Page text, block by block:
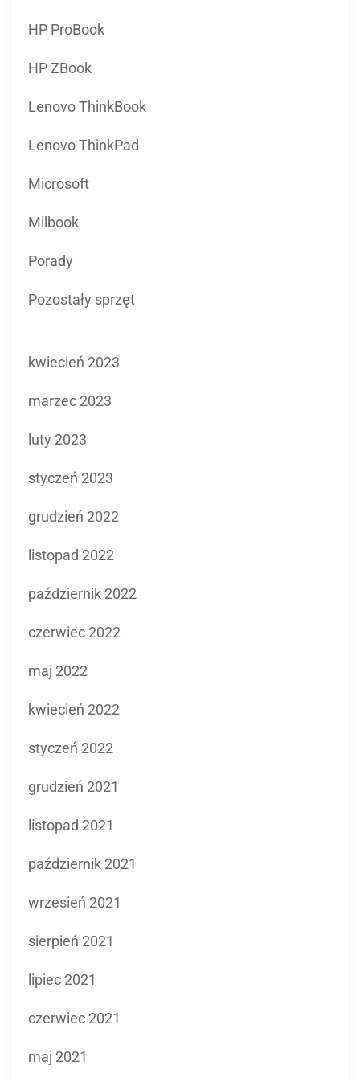
HP ProBook
HP ZBook
Lenovo ThinkBook
Lenovo ThinkPad
Microsoft
Milbook
Porady
Pozostały sprzęt
kwiecień 2023
marzec 2023
luty 2023
styczeń 2023
grudzień 2022
listopad 2022
październik 2022
czerwiec 2022
maj 2022
kwiecień 2022
styczeń 2022
grudzień 2021
listopad 2021
październik 2021
wrzesień 2021
sierpień 2021
lipiec 2021
czerwiec 2021
maj 2021